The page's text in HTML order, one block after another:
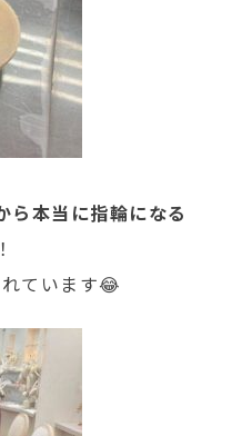
ら本当に指輪になる
ています😂